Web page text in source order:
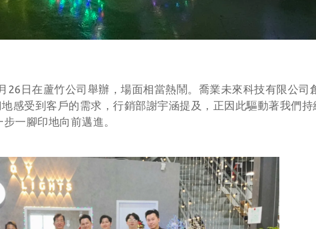
26日在蘆竹公司舉辦，場面相當熱鬧。喬業未來科技有限公司
感受到客戶的需求，行銷部謝宇涵提及，正因此驅動著我們持
一腳印地向前邁進。